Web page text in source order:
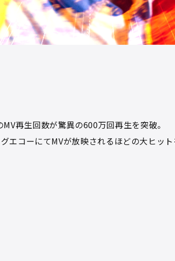
再生回数が驚異の600万回再生を突破。
コーにてMVが放映されるほどの大ヒット